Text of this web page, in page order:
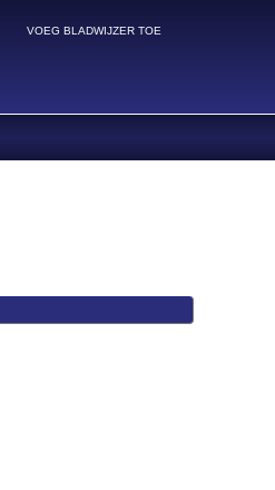
VOEG BLADWIJZER TOE